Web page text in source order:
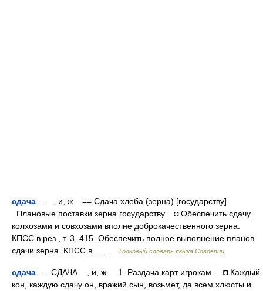
сдача — , и, ж. == Сдача хлеба (зерна) [государству].
Плановые поставки зерна государству. ◘ Обеспечить сдачу
колхозами и совхозами вполне доброкачественного зерна.
КПСС в рез., т. 3, 415. Обеспечить полное выполнение планов
сдачи зерна. КПСС в… …
Толковый словарь языка Совдепии
сдача — СДАЧА , и, ж. 1. Раздача карт игрокам. ◘ Каждый
кон, каждую сдачу он, вражий сын, возьмет, да всем хлюсты и